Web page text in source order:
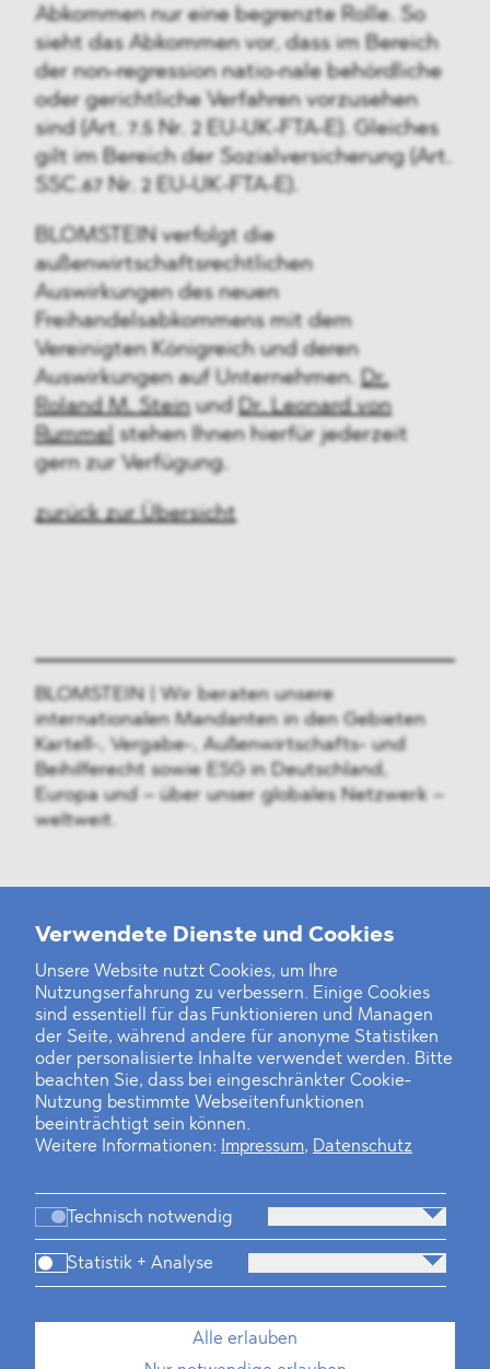
Verwendete Dienste und Cookies
Unsere Website nutzt Cookies, um Ihre
Nutzungserfahrung zu verbessern. Einige Cookies
sind essentiell für das Funktionieren und Managen
der Seite, während andere für anonyme Statistiken
oder personalisierte Inhalte verwendet werden. Bitte
beachten Sie, dass bei eingeschränkter Cookie-
Nutzung bestimmte Webseitenfunktionen
beeinträchtigt sein können.
Weitere Informationen:
Impressum, Datenschutz
Technisch notwendig
Statistik + Analyse
Alle erlauben
Abkommen nur eine begrenzte Rolle. So
sieht das Abkommen vor, dass im Bereich
der non-regression natio-nale behördliche
oder gerichtliche Verfahren vorzusehen
sind (Art. 7.5 Nr. 2 EU-UK-FTA-E). Gleiches
gilt im Bereich der Sozialversicherung (Art.
SSC.67 Nr. 2 EU-UK-FTA-E).
BLOMSTEIN verfolgt die
außenwirtschaftsrechtlichen
Auswirkungen des neuen
Freihandelsabkommens mit dem
Vereinigten Königreich und deren
Auswirkungen auf Unternehmen. Dr.
Roland M. Steinund Dr. Leonard von
Rummel stehen Ihnen hierfür jederzeit
gern zur Verfügung.
zurück zur Übersicht
BLOMSTEIN | Wir beraten unsere
internationalen Mandanten in den Gebieten
Kartell-, Vergabe-, Außenwirtschafts- und
Beihilferecht sowie ESG in Deutschland,
Europa und – über unser globales Netzwerk –
weltweit.
Weitere Neuigkeiten
Finanz- und Energiesektor im Visier
Private Dancer
Game Over?
Standorte